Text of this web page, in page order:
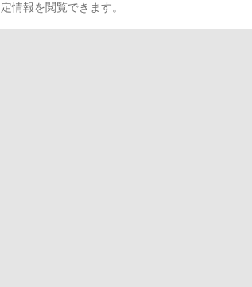
定情報を閲覧できます。